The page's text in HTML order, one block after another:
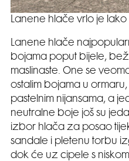
Lanene hlače vrlo je lako
Lanene hlače
bojama poput bijele,
maslinaste. One se
ostalim bojama u
pastelnim nijansama, a
neutralne boje još su
izbor hlača za posao
sandale i pletenu torbu
dok će uz cipele s